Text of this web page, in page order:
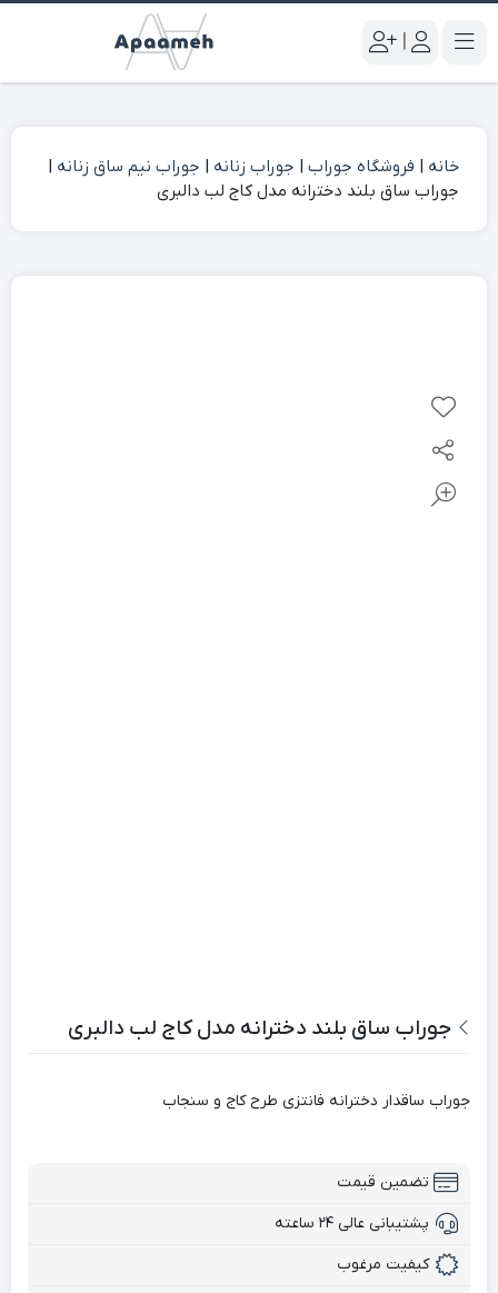
|
خانه | فروشگاه جوراب | جوراب زنانه | جوراب نیم ساق زنانه |
جوراب ساق بلند دخترانه مدل کاج لب دالبری
جوراب ساق بلند دخترانه مدل کاج لب دالبری
جوراب ساقدار دخترانه فانتزی طرح کاج و سنجاب
تضمین قیمت
پشتیبانی عالی ۲۴ ساعته
کیفیت مرغوب